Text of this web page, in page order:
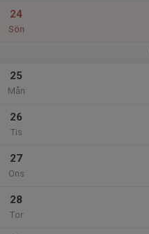
24
Sön
25
Mån
26
Tis
27
Ons
28
Tor